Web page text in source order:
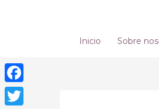
Inicio Sobre
Facebook